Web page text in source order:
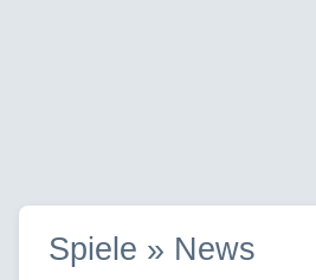
Spiele » News